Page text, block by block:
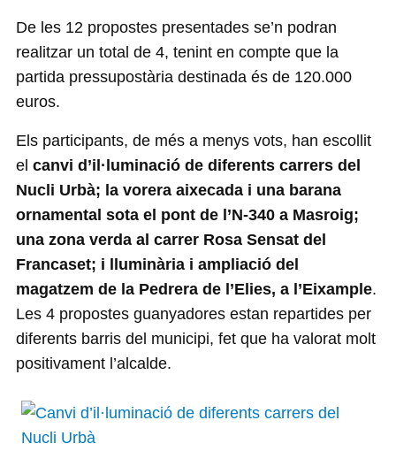
De les 12 propostes presentades se’n podran
realitzar un total de 4, tenint en compte que la
partida pressupostària destinada és de 120.000
euros.
Els participants, de més a menys vots, han escollit
el canvi d’il·luminació de diferents carrers del
Nucli Urbà; la vorera aixecada i una barana
ornamental sota el pont de l’N-340 a Masroig;
una zona verda al carrer Rosa Sensat del
Francaset; i lluminària i ampliació del
magatzem de la Pedrera de l’Elies, a l’Eixample.
Les 4 propostes guanyadores estan repartides per
diferents barris del municipi, fet que ha valorat molt
positivament l’alcalde.